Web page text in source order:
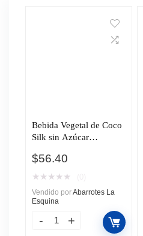
Bebida Vegetal de Coco
Silk sin Azúcar
946ml
$56.40
★ ★ ★ ★ ★
Vendido porAbarrotes La
Esquina